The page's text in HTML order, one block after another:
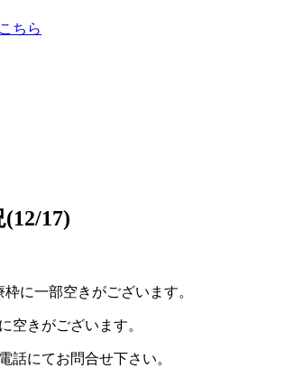
ちら
17)
に一部空きがございます。
空きがございます。
話にてお問合せ下さい。